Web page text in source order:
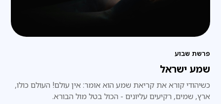
פרשת שבוע
שמע ישראל
כשיהודי קורא את קריאת שמע הוא אומר: אין עולם! העולם כולו,
ארץ, שמים, רקיעים עליונים - הכול בטל מול הבורא.